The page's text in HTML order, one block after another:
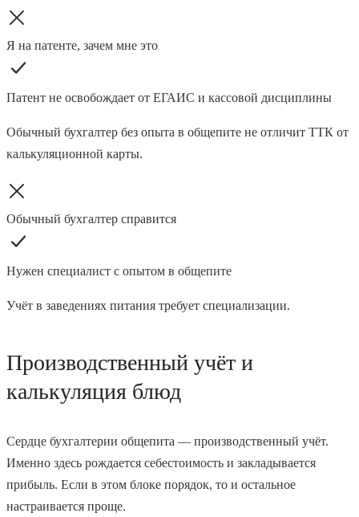
Я на патенте, зачем мне это
Патент не освобождает от ЕГАИС и кассовой дисциплины
Обычный бухгалтер без опыта в общепите не отличит ТТК от
калькуляционной карты.
Обычный бухгалтер справится
Нужен специалист с опытом в общепите
Учёт в заведениях питания требует специализации.
Производственный учёт и
калькуляция блюд
Сердце бухгалтерии общепита — производственный учёт.
Именно здесь рождается себестоимость и закладывается
прибыль. Если в этом блоке порядок, то и остальное
настраивается проще.